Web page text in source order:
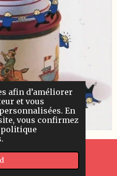
afin d’améliorer
et vous
En
vous confirmez
politique